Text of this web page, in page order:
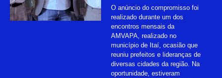
O anúncio do compromisso foi
realizado durante um dos
encontros mensais da
AMVAPA, realizado no
município de Itaí, ocasião que
reuniu prefeitos e lideranças de
diversas cidades da região. Na
oportunidade, estiveram